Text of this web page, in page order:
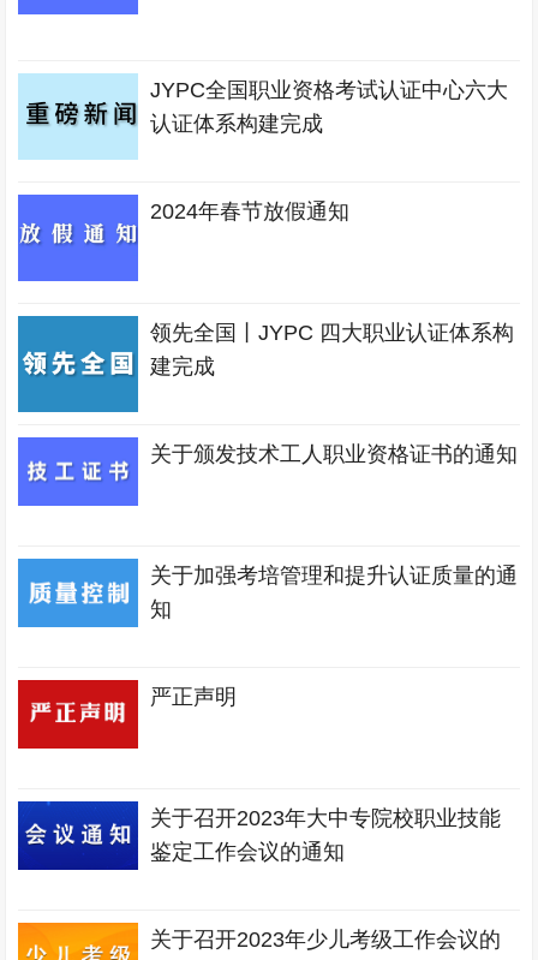
JYPC全国职业资格考试认证中心六大
认证体系构建完成
2024年春节放假通知
领先全国丨JYPC 四大职业认证体系构
建完成
关于颁发技术工人职业资格证书的通知
关于加强考培管理和提升认证质量的通
知
严正声明
关于召开2023年大中专院校职业技能
鉴定工作会议的通知
关于召开2023年少儿考级工作会议的